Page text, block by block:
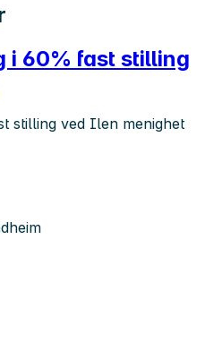
i 60% fast stilling
stilling ved Ilen menighet